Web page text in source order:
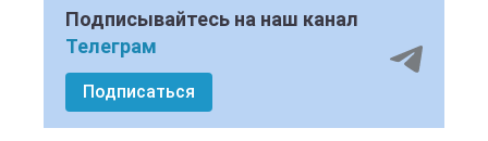
Подписывайтесь на наш канал
Телеграм
Подписаться